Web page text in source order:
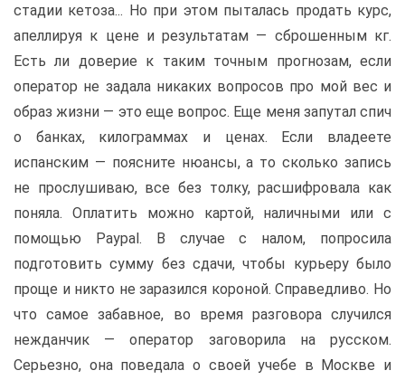
стадии кетоза... Но при этом пыталась продать курс,
апеллируя к цене и результатам — сброшенным кг.
Есть ли доверие к таким точным прогнозам, если
оператор не задала никаких вопросов про мой вес и
образ жизни — это еще вопрос. Еще меня запутал спич
о банках, килограммах и ценах. Если владеете
испанским — поясните нюансы, а то сколько запись
не прослушиваю, все без толку, расшифровала как
поняла. Оплатить можно картой, наличными или с
помощью Paypal. В случае с налом, попросила
подготовить сумму без сдачи, чтобы курьеру было
проще и никто не заразился короной. Справедливо. Но
что самое забавное, во время разговора случился
нежданчик — оператор заговорила на русском.
Серьезно, она поведала о своей учебе в Москве и